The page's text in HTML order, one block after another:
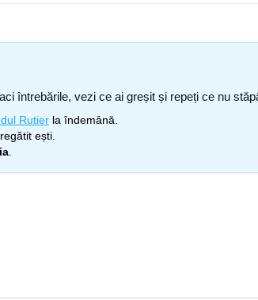
întrebările, vezi ce ai greșit și repeți ce nu
Rutier la îndemână.
ești.